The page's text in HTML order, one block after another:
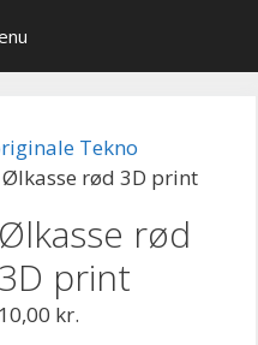
Tekno
rød 3D print
Ølkasse rød
3D print
10,00 kr.